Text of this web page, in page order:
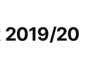
2019/20